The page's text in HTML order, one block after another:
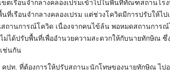
เรือนจำกลางคลองเปรมเข้าไปในพื้นที่ทัณฑสถานโ
ที่เรือนจำกลางคลองเปรม แต่ช่วงโควิดมีการปรับให้
สถานการณ์โควิด เนื่องจากคนไข้ล้น พอหมดสถานการ
ม่ได้ปรับพื้นที่เพื่ออำนวยความสะดวกให้กับนายทักษิณ ซึ่
ช่นกัน
คปท. ที่ต้องการให้ปรับสถานะนักโทษของนายทักษิณ ไ